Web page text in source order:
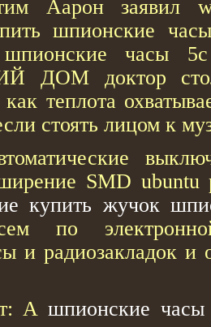
Аарон заявил
шпионские
шпионские
ДОМ доктор
как теплота
стоять лицом к
SMD
купить жучок
по
и радиозакладок
Ашпионские часы